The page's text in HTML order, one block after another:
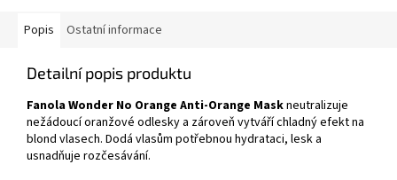
Popis Ostatní informace
Detailní popis produktu
Fanola Wonder No Orange Anti-Orange Maskneutralizuje
nežádoucí oranžové odlesky a zároveň vytváří chladný efekt na
blond vlasech. Dodá vlasům potřebnou hydrataci, lesk a
usnadňuje rozčesávání.